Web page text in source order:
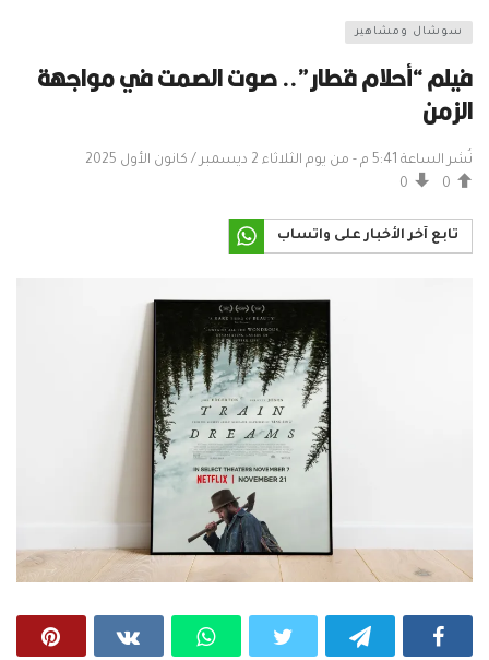
سوشال ومشاهير
فيلم “أحلام قطار”.. صوت الصمت في مواجهة
الزمن
نُشر الساعة 5:41 م - من يوم الثلاثاء 2 ديسمبر / كانون الأول 2025
0
0
تابع آخر الأخبار على واتساب